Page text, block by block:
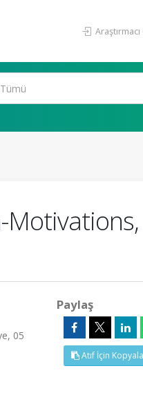
Motivations,
05
Paylaş
Atıf İçin Kopyala